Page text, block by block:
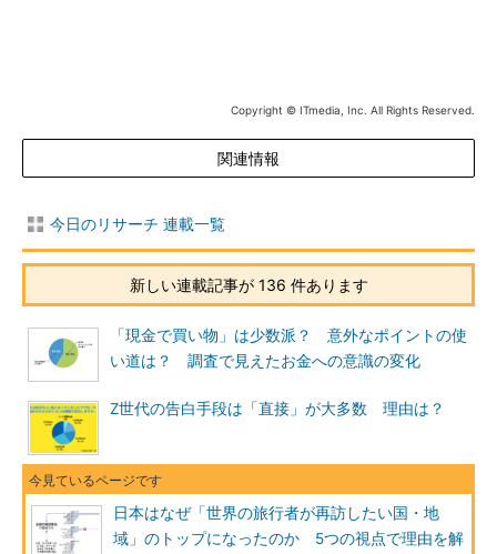
Copyright © ITmedia, Inc. All Rights Reserved.
関連情報
今日のリサーチ 連載一覧
新しい連載記事が 136 件あります
「現金で買い物」は少数派？ 意外なポイントの使
い道は？ 調査で見えたお金への意識の変化
Z世代の告白手段は「直接」が大多数 理由は？
日本はなぜ「世界の旅行者が再訪したい国・地
域」のトップになったのか 5つの視点で理由を解